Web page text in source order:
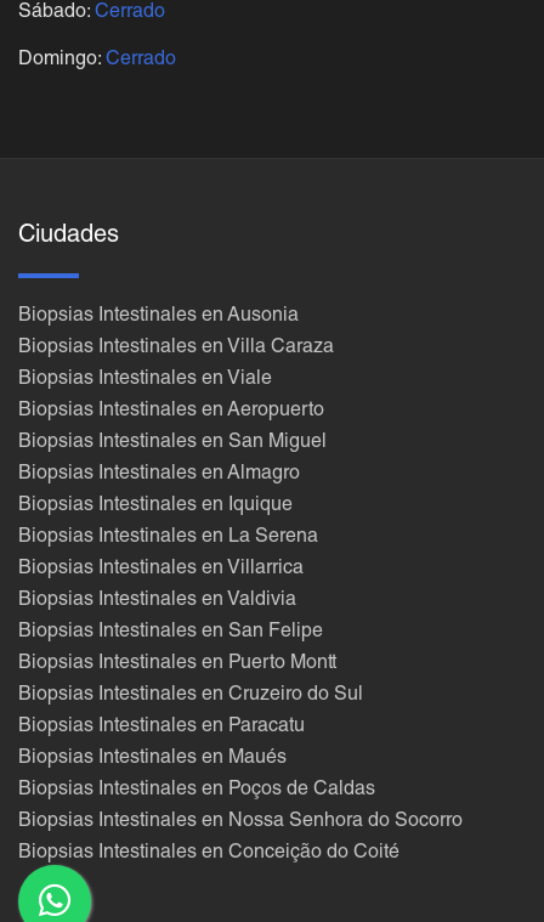
Sábado: Cerrado
Domingo: Cerrado
Ciudades
Biopsias Intestinales en Ausonia
Biopsias Intestinales en Villa Caraza
Biopsias Intestinales en Viale
Biopsias Intestinales en Aeropuerto
Biopsias Intestinales en San Miguel
Biopsias Intestinales en Almagro
Biopsias Intestinales en Iquique
Biopsias Intestinales en La Serena
Biopsias Intestinales en Villarrica
Biopsias Intestinales en Valdivia
Biopsias Intestinales en San Felipe
Biopsias Intestinales en Puerto Montt
Biopsias Intestinales en Cruzeiro do Sul
Biopsias Intestinales en Paracatu
Biopsias Intestinales en Maués
Biopsias Intestinales en Poços de Caldas
Biopsias Intestinales en Nossa Senhora do Socorro
Biopsias Intestinales en Conceição do Coité